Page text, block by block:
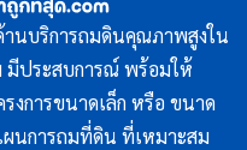
านบริการถมดินคุณภาพสูงใน
มีประสบการณ์ พร้อมให้
งการขนาดเล็ก หรือ ขนาด
นการถมที่ดิน ที่เหมาะสม